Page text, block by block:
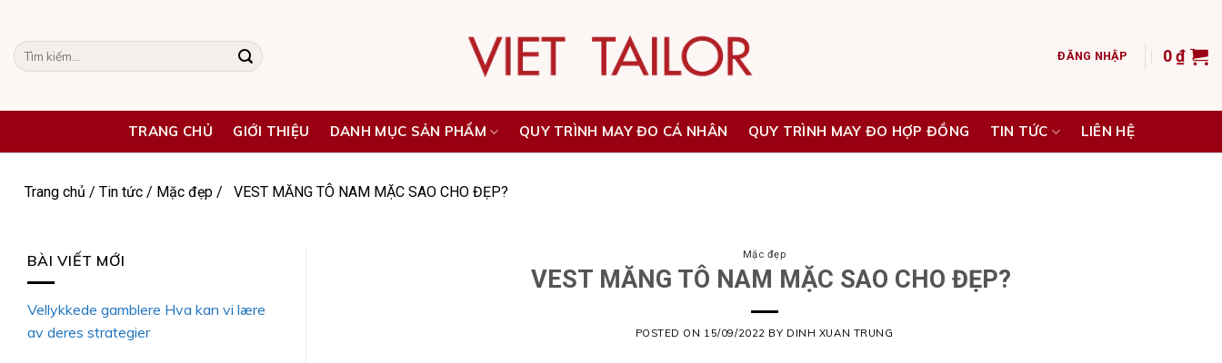
content
Tìm
kiếm:
ĐĂNG NHẬP 0₫
TRANG CHỦ GIỚI THIỆU DANH MỤC SẢN PHẨM QUY TRÌNH MAY ĐO CÁ NHÂN QUY TRÌNH MAY ĐO HỢP ĐỒNG TIN TỨC LIÊN HỆ
Trang chủ / Tin tức / Mặc đẹp / VEST MĂNG TÔ NAM MẶC SAO CHO ĐẸP?
BÀI VIẾT MỚI
Vellykkede gamblere Hva kan vi lære
av deres strategier
Mặc đẹp
VEST MĂNG TÔ NAM MẶC SAO CHO ĐẸP?
POSTED ON 15/09/2022 BY DINH XUAN TRUNG